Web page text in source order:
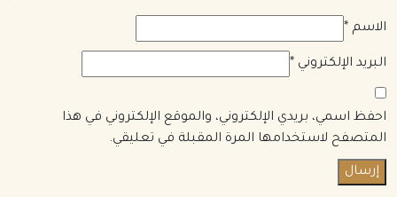
الاسم *
البريد الإلكتروني *
احفظ اسمي، بريدي الإلكتروني، والموقع الإلكتروني في هذا
المتصفح لاستخدامها المرة المقبلة في تعليقي.